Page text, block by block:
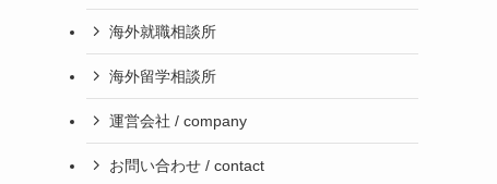
海外就職相談所
海外留学相談所
運営会社 / company
お問い合わせ / contact